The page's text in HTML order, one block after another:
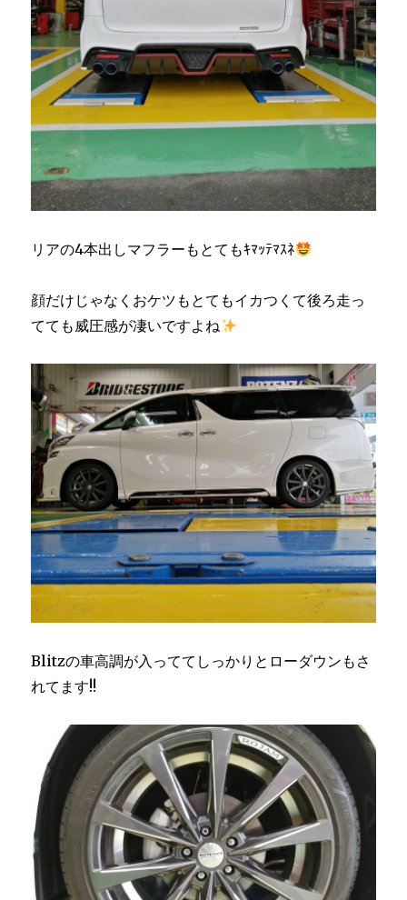
リアの4本出しマフラーもとてもｷﾏｯﾃﾏｽﾈ
顔だけじゃなくおケツもとてもイカつくて後ろ走っ
てても威圧感が凄いですよね
Blitzの車高調が入っててしっかりとローダウンもさ
れてます!!